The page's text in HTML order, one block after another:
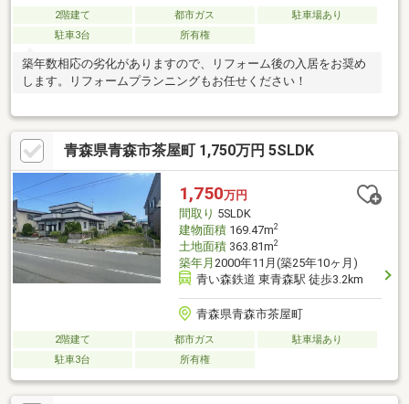
2階建て 都市ガス
駐車場あり
駐車3台
所有権
築年数相応の劣化がありますので、リフォーム後の入居をお奨め
します。リフォームプランニングもお任せください！
青森県青森市茶屋町 1,750万円 5SLDK
1,750万円
間取り 5SLDK
建物面積169.47m2
土地面積363.81m2
築年月 2000年11月(築25年10ヶ月)
青い森鉄道 東青森駅 徒歩3.2km
青森県青森市茶屋町
2階建て 都市ガス
駐車場あり
駐車3台
所有権